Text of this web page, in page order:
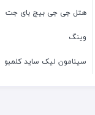
هتل جی جی بیچ بای جت
وینگ
سینامون لیک ساید کلمبو